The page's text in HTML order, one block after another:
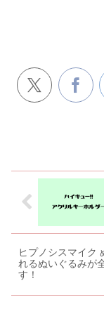
ヒプノシスマイ
れるぬいぐるみが
す！